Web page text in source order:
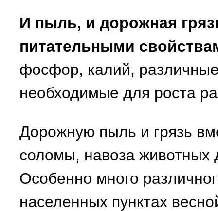
И пыль, и дорожная
питательными
фосфор, калий,
необходимые для роста
Дорожную пыль и грязь
соломы, навоза животных
Особенно много
населенных пунктах